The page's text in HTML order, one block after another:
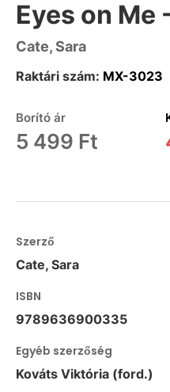
Eyes on Me
Cate, Sara
Raktári szám: MX-3023
Borító ár
5 499 Ft
Szerző
Cate, Sara
ISBN
9789636900335
Egyéb szerzőség
Kováts Viktória (ford.)